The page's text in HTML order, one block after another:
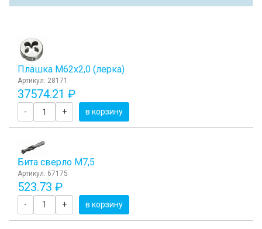
Плашка М62x2,0 (лерка)
Артикул: 28171
37574.21 ₽
- + в корзину
Бита сверло М7,5
Артикул: 67175
523.73 ₽
- + в корзину